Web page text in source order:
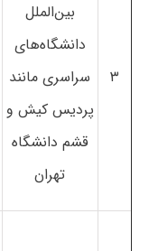
۳
بین‌الملل
دانشگاه‌های
سراسری مانند
پردیس کیش و
قشم دانشگاه
تهران